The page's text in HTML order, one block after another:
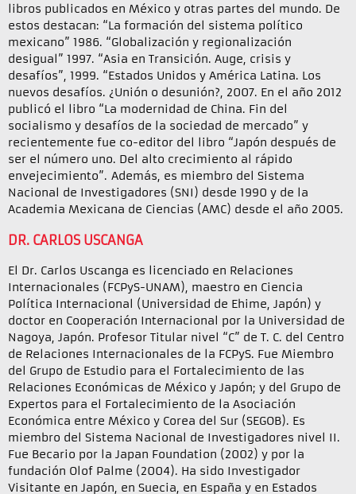
libros publicados en México y otras partes del mundo. De
estos destacan: “La formación del sistema político
mexicano” 1986. “Globalización y regionalización
desigual” 1997. “Asia en Transición. Auge, crisis y
desafíos”, 1999. “Estados Unidos y América Latina. Los
nuevos desafíos. ¿Unión o desunión?, 2007. En el año 2012
publicó el libro “La modernidad de China. Fin del
socialismo y desafíos de la sociedad de mercado” y
recientemente fue co-editor del libro “Japón después de
ser el número uno. Del alto crecimiento al rápido
envejecimiento”. Además, es miembro del Sistema
Nacional de Investigadores (SNI) desde 1990 y de la
Academia Mexicana de Ciencias (AMC) desde el año 2005.
DR. CARLOS USCANGA
El Dr. Carlos Uscanga es licenciado en Relaciones
Internacionales (FCPyS-UNAM), maestro en Ciencia
Política Internacional (Universidad de Ehime, Japón) y
doctor en Cooperación Internacional por la Universidad de
Nagoya, Japón. Profesor Titular nivel “C” de T. C. del Centro
de Relaciones Internacionales de la FCPyS. Fue Miembro
del Grupo de Estudio para el Fortalecimiento de las
Relaciones Económicas de México y Japón; y del Grupo de
Expertos para el Fortalecimiento de la Asociación
Económica entre México y Corea del Sur (SEGOB). Es
miembro del Sistema Nacional de Investigadores nivel II.
Fue Becario por la Japan Foundation (2002) y por la
fundación Olof Palme (2004). Ha sido Investigador
Visitante en Japón, en Suecia, en España y en Estados